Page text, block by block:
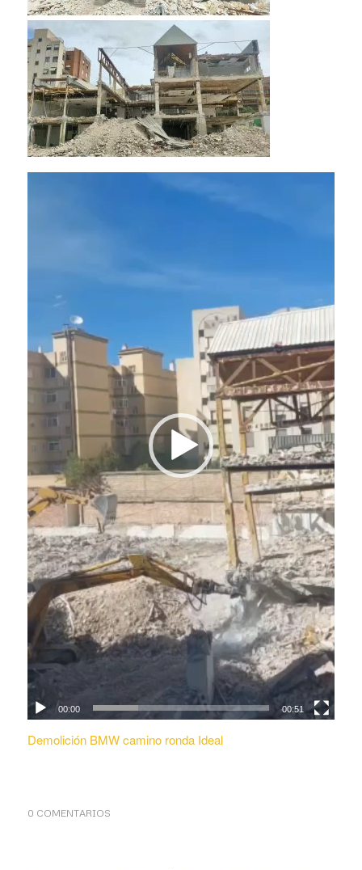
00:00 00:51
Demolición BMW camino ronda Ideal
0 COMENTARIOS